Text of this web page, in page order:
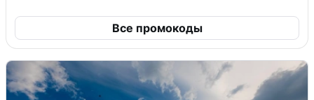
Все промокоды